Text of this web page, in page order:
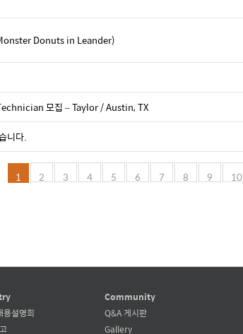
Donuts in Leander)
모집 – Taylor / Austin, TX
니다.
1 2 3 4 5 6 7 8 9 10
용설명회
Community
Q&A 게시판
Gallery